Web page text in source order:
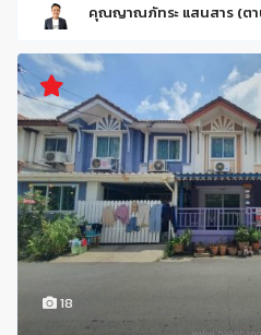
คุณญาณภัทระ แสนสาร (ต
18